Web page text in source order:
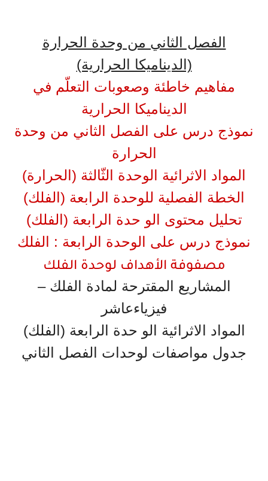
الفصل الثاني من وحدة الحرارة
(الديناميكا الحرارية)
مفاهيم خاطئة وصعوبات التعلّم في
الديناميكا الحرارية
نموذج درس على الفصل الثاني من وحدة
الحرارة
المواد الاثرائية الوحدة الثّالثة (الحرارة)
الخطة الفصلية للوحدة الرابعة (الفلك)
تحليل محتوى الو حدة الرابعة (الفلك)
نموذج درس على الوحدة الرابعة : الفلك
مصفوفة الأهداف لوحدة الفلك
المشاريع المقترحة لمادة الفلك –
فيزياءعاشر
المواد الاثرائية الو حدة الرابعة (الفلك)
جدول مواصفات لوحدات الفصل الثاني